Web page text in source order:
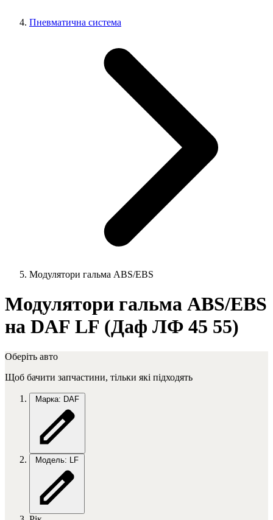
Пневматична система
Модулятори гальма ABS/EBS
Модулятори гальма ABS/EBS
на DAF LF (Даф ЛФ 45 55)
Оберіть авто
Щоб бачити запчастини, тільки які підходять
Марка: DAF
Модель: LF